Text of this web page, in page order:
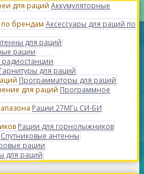
Аккумуляторные
Аксессуары для раций по
для раций
рации
радиостанции
Гарнитуры для раций
Программаторы для раций
Программное
Рации 27МГц СИ-БИ
Рации для горнолыжников
Спутниковые антенны
рации
для раций